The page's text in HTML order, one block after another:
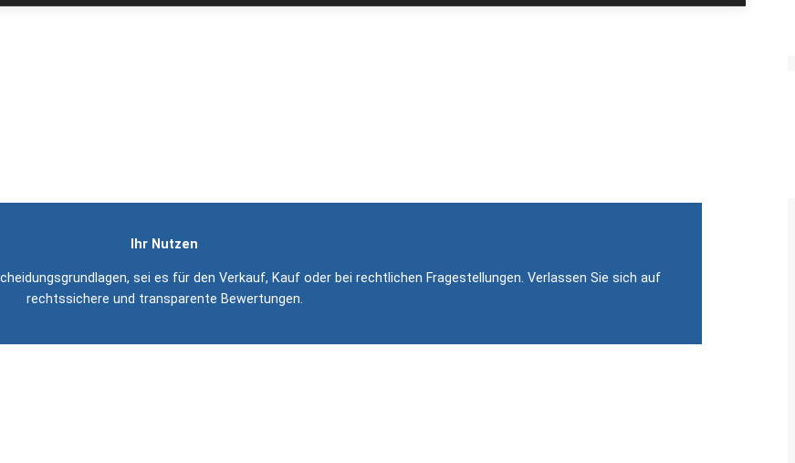
von bebauten und unbebauten Grundstücken
für bebaute und unbebaute Grundstücke – erstellt von öffentlich bestellten und vereidigten
Ihr Nutzen
sei es für den Verkauf, Kauf oder bei rechtlichen Fragestellungen. Verlassen Sie sich auf
rechtssichere und transparente Bewertungen.